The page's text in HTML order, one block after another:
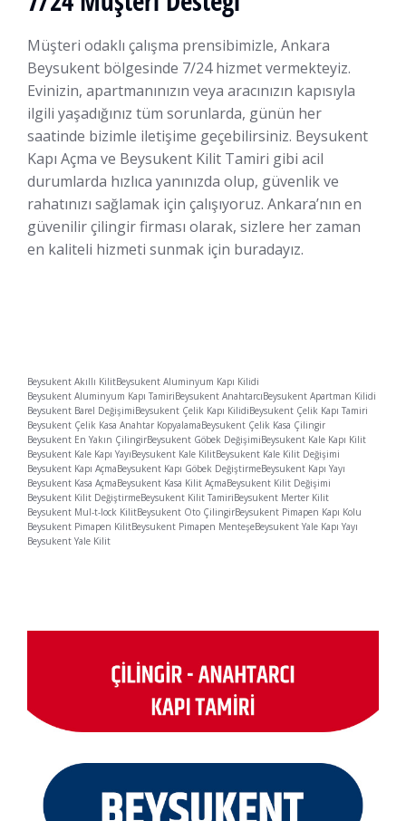
Müşteri odaklı çalışma prensibimizle, Ankara
Beysukent bölgesinde 7/24 hizmet vermekteyiz.
Evinizin, apartmanınızın veya aracınızın kapısıyla
ilgili yaşadığınız tüm sorunlarda, günün her
saatinde bizimle iletişime geçebilirsiniz. Beysukent
Kapı Açma ve Beysukent Kilit Tamiri gibi acil
durumlarda hızlıca yanınızda olup, güvenlik ve
rahatınızı sağlamak için çalışıyoruz. Ankara’nın en
güvenilir çilingir firması olarak, sizlere her zaman
en kaliteli hizmeti sunmak için buradayız.
Beysukent Akıllı KilitBeysukent Aluminyum Kapı Kilidi
Beysukent Aluminyum Kapı TamiriBeysukent AnahtarcıBeysukent Apartman Kilidi
Beysukent Barel DeğişimiBeysukent Çelik Kapı KilidiBeysukent Çelik Kapı Tamiri
Beysukent Çelik Kasa Anahtar KopyalamaBeysukent Çelik Kasa Çilingir
Beysukent En Yakın ÇilingirBeysukent Göbek DeğişimiBeysukent Kale Kapı Kilit
Beysukent Kale Kapı YayıBeysukent Kale KilitBeysukent Kale Kilit Değişimi
Beysukent Kapı AçmaBeysukent Kapı Göbek DeğiştirmeBeysukent Kapı Yayı
Beysukent Kasa AçmaBeysukent Kasa Kilit AçmaBeysukent Kilit Değişimi
Beysukent Kilit DeğiştirmeBeysukent Kilit TamiriBeysukent Merter Kilit
Beysukent Mul-t-lock KilitBeysukent Oto ÇilingirBeysukent Pimapen Kapı Kolu
Beysukent Pimapen KilitBeysukent Pimapen MenteşeBeysukent Yale Kapı Yayı
Beysukent Yale Kilit